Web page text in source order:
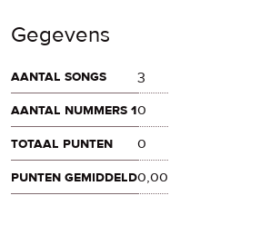
Gegevens
aantal songs
3
aantal nummers 10
totaal punten
0
punten gemiddeld0,00